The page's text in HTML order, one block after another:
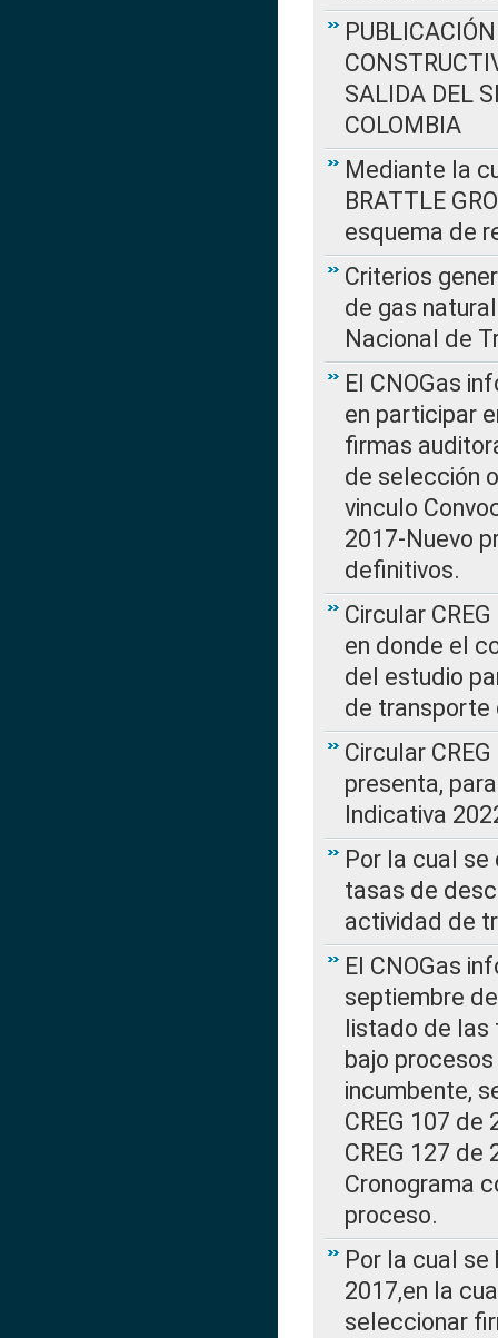
SALIDA DEL
COLOMBIA
Mediante la
BRATTLE
esquema de
Criterios
de gas
Nacional de
El CNOGas
en participar
firmas
de selección
vinculo
2017-Nuevo
definitivos.
Circular
en donde el
del estudio
de transporte
Circular
presenta,
Indicativa
Por la cual
tasas de
actividad de
El CNOGas
septiembre
listado de las
bajo
incumbente,
CREG 107
CREG 127 de
Cronograma
proceso.
Por la cual se
2017,en la
seleccionar